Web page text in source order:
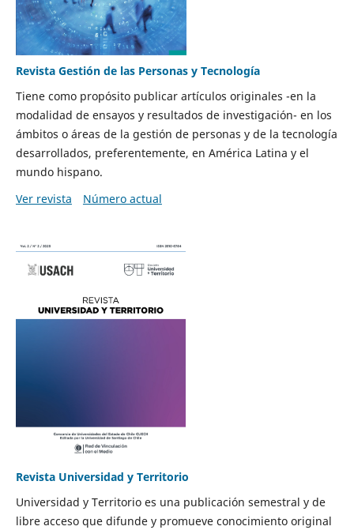
Revista Gestión de las Personas y Tecnología
Tiene como propósito publicar artículos originales -en la
modalidad de ensayos y resultados de investigación- en los
ámbitos o áreas de la gestión de personas y de la tecnología
desarrollados, preferentemente, en América Latina y el
mundo hispano.
Ver revista
Número actual
Revista Universidad y Territorio
Universidad y Territorio es una publicación semestral y de
libre acceso que difunde y promueve conocimiento original